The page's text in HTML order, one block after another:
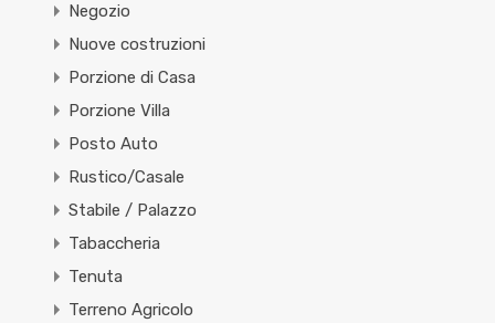
Negozio
Nuove costruzioni
Porzione di Casa
Porzione Villa
Posto Auto
Rustico/Casale
Stabile / Palazzo
Tabaccheria
Tenuta
Terreno Agricolo